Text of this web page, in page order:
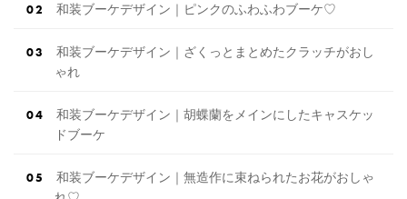
和装ブーケデザイン｜ピンクのふわふわブーケ♡
和装ブーケデザイン｜ざくっとまとめたクラッチがおし
ゃれ
和装ブーケデザイン｜胡蝶蘭をメインにしたキャスケッ
ドブーケ
和装ブーケデザイン｜無造作に束ねられたお花がおしゃ